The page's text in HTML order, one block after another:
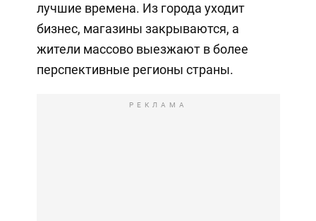
лучшие времена. Из города уходит
бизнес, магазины закрываются, а
жители массово выезжают в более
перспективные регионы страны.
РЕКЛАМА